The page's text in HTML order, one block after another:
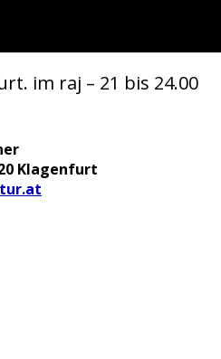
im raj – 21 bis 24.00
Klagenfurt